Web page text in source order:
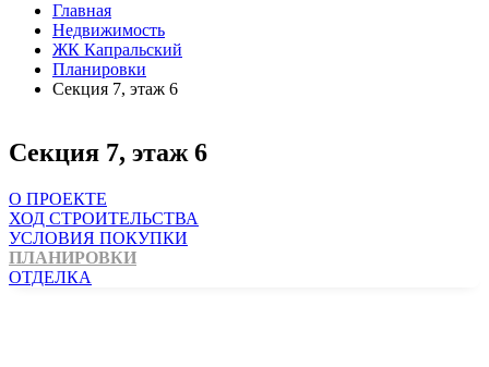
Главная
Недвижимость
ЖК Капральский
Планировки
Секция 7, этаж 6
Секция 7, этаж 6
О ПРОЕКТЕ
ХОД СТРОИТЕЛЬСТВА
УСЛОВИЯ ПОКУПКИ
ПЛАНИРОВКИ
ОТДЕЛКА